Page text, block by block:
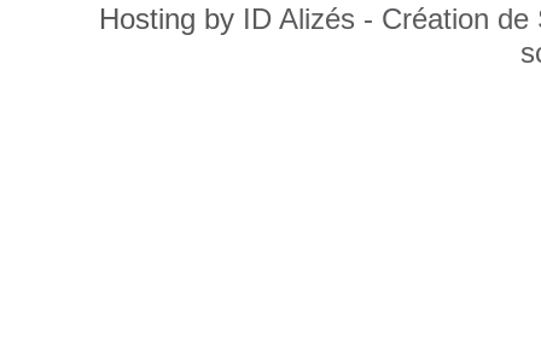
Hosting by ID Alizés - Création